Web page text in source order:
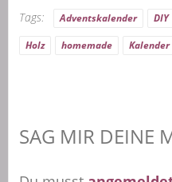
Tags: Adventskalender DIY
Holz
homemade Kalender
SAG MIR DEINE